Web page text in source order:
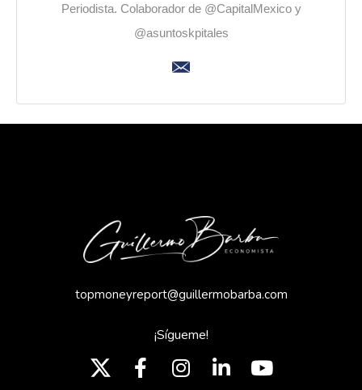
Periodista. Colaborador de @CapitalMexico y
@asuntoskpitales
topmoneyreport@guillermobarba.com
¡Sígueme!